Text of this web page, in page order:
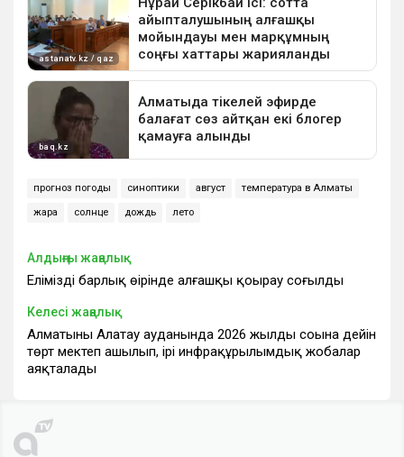
прогноз погоды синоптики август температура в Алматы
жара солнце дождь лето
Алдыңғы жаңалық
Еліміздің барлық өңірінде алғашқы қоңырау соғылды
Келесі жаңалық
Алматының Алатау ауданында 2026 жылдың соңына дейін
төрт мектеп ашылып, ірі инфрақұрылымдық жобалар
аяқталады